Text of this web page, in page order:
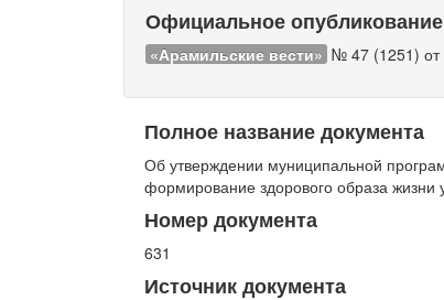
Официальное
«Арамильские вести» № 47 (1251) от
Полное название документа
Об утверждении муниципальной
формирование здорового образа жизни
Номер документа
631
Источник документа